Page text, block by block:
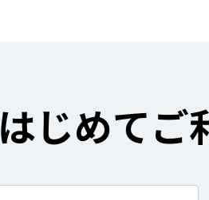
はじめてご